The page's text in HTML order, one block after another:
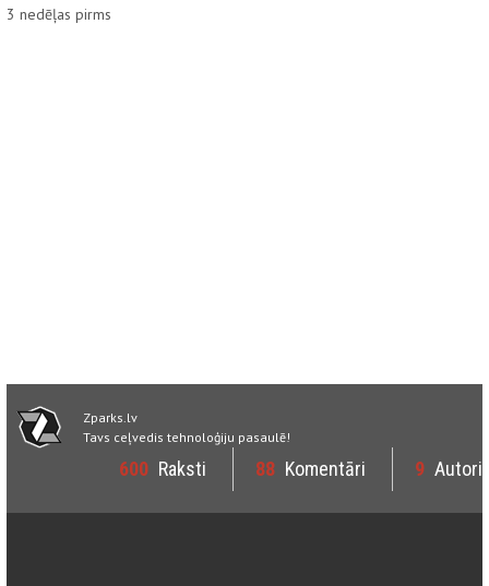
3 nedēļas pirms
Zparks.lv
Tavs ceļvedis tehnoloģiju pasaulē!
600 Raksti 88 Komentāri 9 Autori